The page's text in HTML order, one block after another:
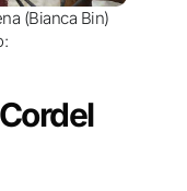
(Bianca Bin)